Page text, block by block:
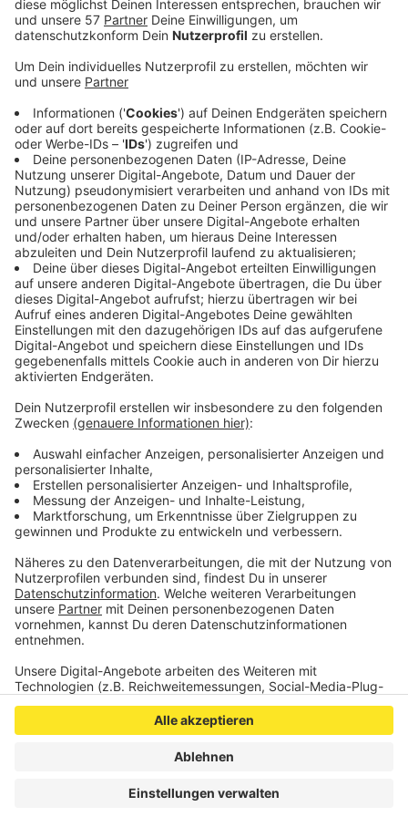
schlecht gestaunt, als er einen fremden Mann auf
dem Fahrersitz seines Cabrios sitzen sah. Als er
ihn daraufhin ansprach, bedrohte der Täter ihn und
floh anschließend zu Fuß aus dem Parkhaus.
Der Täter wird wie folgt beschrieben:
Ca. 25 - 30 Jahre alt, ca. 1,80 m groß, normale
Statur, er trug eine Brille und einen dunklen Stoff-
Mundschutz. Bekleidet war er mit einer schwarzen
Kappe (mit Symbol), einem schwarzen T-Shirt,
einer Bluejeans mit hellen Streifen und schwarzen
sportlichen Schuhen. Er führte einen mehrfarbigen
Rucksack (in den Farben: Schwarz, Rot, Orange,
Weiß) mit sich.
Die Kriminalpolizei hat die Ermittlungen
aufgenommen. Zeugen, die sachdienliche Hinweise
Rufnummer 0241/ 9577-31401 oder außerhalb der
Bürozeiten unter der 0241/ 9577- 34210 zu melden.
Veröffentlicht:Dienstag, 09.08.2022 11:21
Anzeige